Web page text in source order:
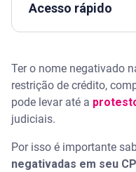
Acesso rápido
Como saber se meu
Extrato Serasa: o
Como saber se meu
Ter o nome negativado
restrição de crédito,
pode levar até a
judiciais.
Por isso é importante
negativadas em seu